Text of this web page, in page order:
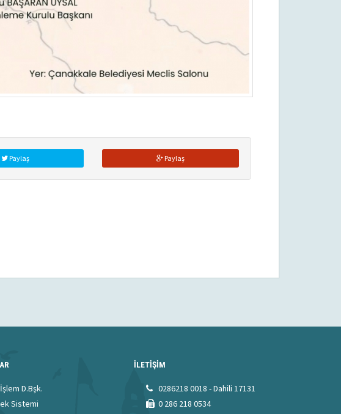
Paylaş Paylaş
D.Bşk.
Sistemi
İLETİŞİM
0286218 0018 - Dahili 17131
0 286 218 0534